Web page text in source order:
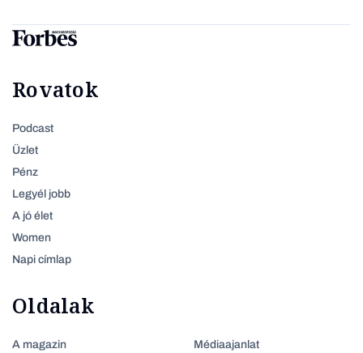
Rovatok
Podcast
Üzlet
Pénz
Legyél jobb
A jó élet
Women
Napi címlap
Oldalak
A magazin
Médiaajanlat